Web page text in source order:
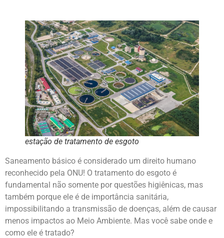
estação de tratamento de esgoto
Saneamento básico é considerado um direito humano
reconhecido pela ONU! O tratamento do esgoto é
fundamental não somente por questões higiênicas, mas
também porque ele é de importância sanitária,
impossibilitando a transmissão de doenças, além de causar
menos impactos ao Meio Ambiente. Mas você sabe onde e
como ele é tratado?